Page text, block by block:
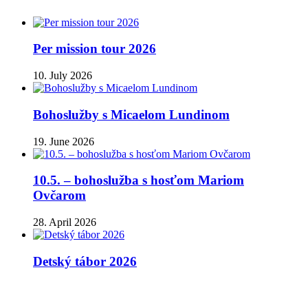
Per mission tour 2026
10. July 2026
Bohoslužby s Micaelom Lundinom
19. June 2026
10.5. – bohoslužba s hosťom Mariom
Ovčarom
28. April 2026
Detský tábor 2026